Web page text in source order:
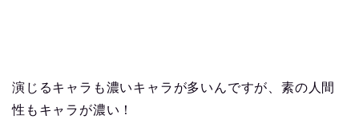
演じるキャラも濃いキャラが多いんですが、素の人間
性もキャラが濃い！